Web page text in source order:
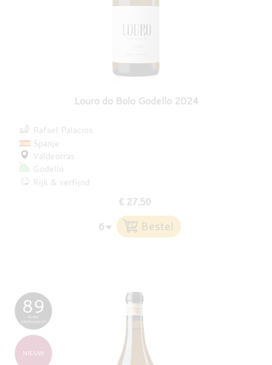
Louro do Bolo Godello 2024
Rafael Palacios
Spanje
Valdeorras
Godello
Rijk & verfijnd
€ 27,50
89
WINE
ENTHUSIAST
NIEUW